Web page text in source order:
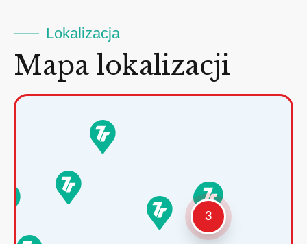
Lokalizacja
Mapa lokalizacji
3